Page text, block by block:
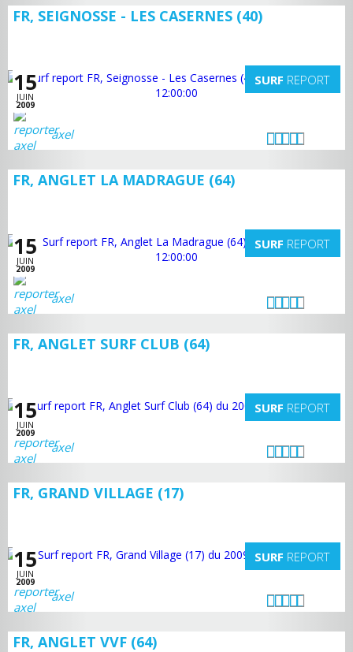
FR, SEIGNOSSE - LES CASERNES (40)
15
JUIN
2009
SURF REPORT
axel
FR, ANGLET LA MADRAGUE (64)
15
JUIN
2009
SURF REPORT
axel
FR, ANGLET SURF CLUB (64)
15
JUIN
2009
SURF REPORT
axel
FR, GRAND VILLAGE (17)
15
JUIN
2009
SURF REPORT
axel
FR, ANGLET VVF (64)